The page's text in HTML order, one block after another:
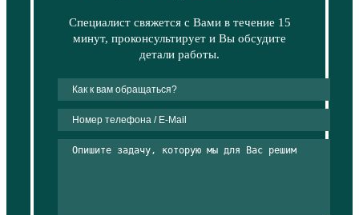
Специалист свяжется с Вами в течение 15
минут, проконсультирует и Вы обсудите
детали работы.